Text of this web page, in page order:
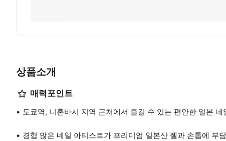
상품소개
매력포인트
도쿄역, 니혼바시 지역 근처에서 즐길 수 있는 편안한 일본 네
경험 많은 네일 아티스트가 프리미엄 일본산 젤과 손톱에 부